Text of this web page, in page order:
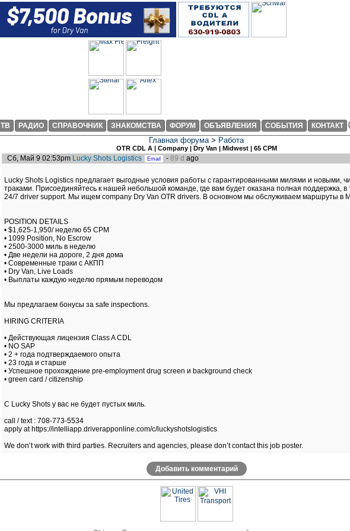
ТВ РАДИО СПРАВОЧНИК ЗНАКОМСТВА ФОРУМ ОБЪЯВЛЕНИЯ СОБЫТИЯ КОНТАКТ
Главная форума> Работа
OTR CDL A | Company | Dry Van | Midwest | 65 CPM
Сб, Май 9 02:53pm Lucky Shots Logistics -89 d ago
Lucky Shots Logistics предлагает выгодные условия работы с гарантированными милями и новыми,
траками. Присоединяйтесь к нашей небольшой команде, где вам будет оказана полная поддержка, в
24/7 driver support. Мы ищем company Dry Van OTR drivers. В основном мы обслуживаем маршруты в
POSITION DETAILS
• $1,625-1,950/ неделю 65 CPM
• 1099 Position, No Escrow
• 2500-3000 миль в неделю
• Две недели на дороге, 2 дня дома
• Современные траки с АКПП
• Dry Van, Live Loads
• Выплаты каждую неделю прямым переводом
Мы предлагаем бонусы за safe inspections.
HIRING CRITERIA
• Действующая лицензия Class A CDL
• NO SAP
• 2 + года подтверждаемого опыта
• 23 года и старше
• Успешное прохождение pre-employment drug screen и background check
• green card / citizenship
С Lucky Shots у вас не будет пустых миль.
call / text : 708-773-5534
apply at https://intelliapp.driverapponline.com/c/luckyshotslogistics
We don’t work with third parties. Recruiters and agencies, please don’t contact this job poster.
Добавить комментарий